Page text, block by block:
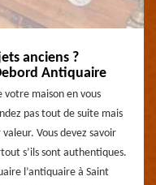
anciens ?
Antiquaire
votre maison en vous
pas tout de suite mais
Vous devez savoir
s’ils sont authentiques.
l’antiquaire à Saint